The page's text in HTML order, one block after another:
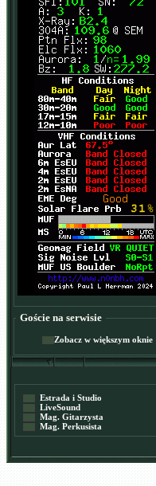
Goście na serwisie
Zobacz w większym oknie
Estrada i Studio
LiveSound
Mag. Gitarzysta
Mag. Perkusista